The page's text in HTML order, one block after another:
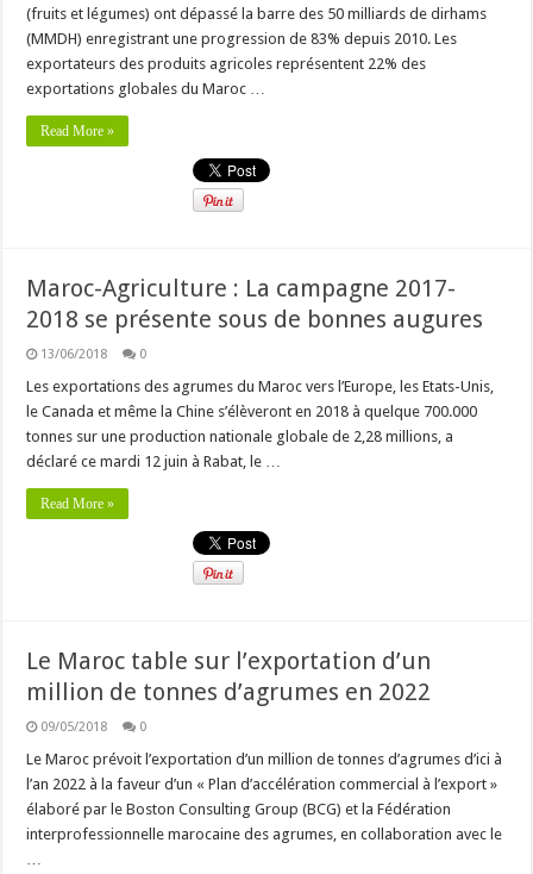
(fruits et légumes) ont dépassé la barre des 50 milliards de dirhams
(MMDH) enregistrant une progression de 83% depuis 2010. Les
exportateurs des produits agricoles représentent 22% des
exportations globales du Maroc …
Read More »
Maroc-Agriculture : La campagne 2017-
2018 se présente sous de bonnes augures
13/06/2018 0
Les exportations des agrumes du Maroc vers l’Europe, les Etats-Unis,
le Canada et même la Chine s’élèveront en 2018 à quelque 700.000
tonnes sur une production nationale globale de 2,28 millions, a
déclaré ce mardi 12 juin à Rabat, le …
Read More »
Le Maroc table sur l’exportation d’un
million de tonnes d’agrumes en 2022
09/05/2018 0
Le Maroc prévoit l’exportation d’un million de tonnes d’agrumes d’ici à
l’an 2022 à la faveur d’un « Plan d’accélération commercial à l’export »
élaboré par le Boston Consulting Group (BCG) et la Fédération
interprofessionnelle marocaine des agrumes, en collaboration avec le
…